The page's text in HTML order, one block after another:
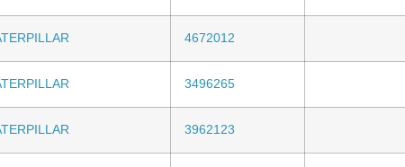
4672012
3496265
3962123